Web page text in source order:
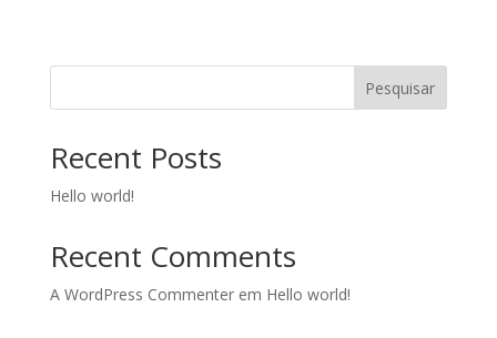
Pesquisar
Recent Posts
Hello world!
Recent Comments
A WordPress Commenterem Hello world!